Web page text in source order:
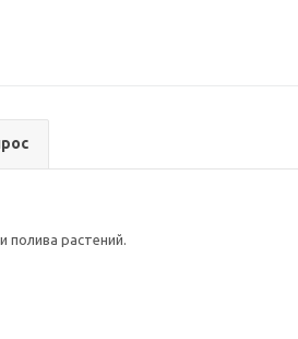
полива растений.